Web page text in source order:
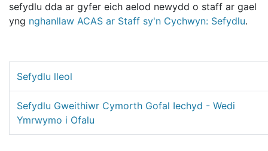
sefydlu dda ar gyfer eich aelod newydd o staff ar gael
yng nghanllaw ACAS ar Staff sy'n Cychwyn: Sefydlu.
Sefydlu lleol
Sefydlu Gweithiwr Cymorth Gofal Iechyd - Wedi
Ymrwymo i Ofalu